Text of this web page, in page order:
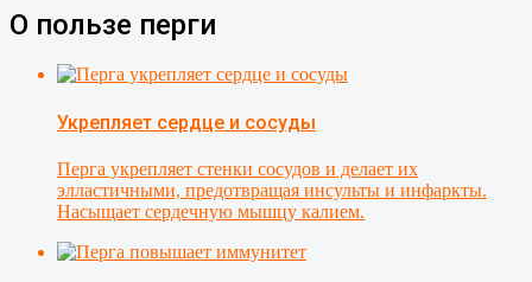
О пользе перги
Укрепляет сердце и сосуды
Перга укрепляет стенки сосудов и делает их
элластичными, предотвращая инсульты и инфаркты.
Насыщает сердечную мышцу калием.